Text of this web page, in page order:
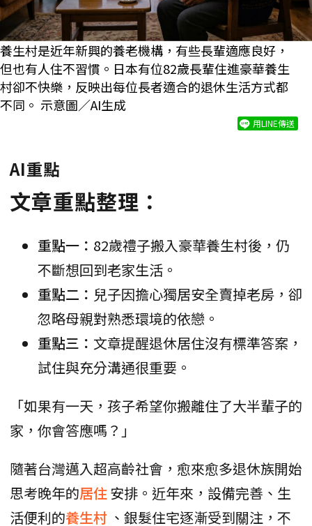
養生村是近年新興的養老機構，有些長輩適應良好，
但也有人住不習慣。日本有位82歲長輩住進豪華養生
村卻不快樂，反映出每位長者適合的退休生活方式都
不同。 示意圖／AI生成
用LINE傳送
AI重點
文章重點整理：
重點一： 82歲禮子搬入豪華養生村後，仍
不斷想回到老家生活。
重點二： 兒子因擔心獨居安全賣掉老房，卻
忽略母親對熟悉環境的依戀。
重點三： 文章提醒退休居住沒有標準答案，
試住與充分溝通很重要。
「如果有一天，孩子希望你搬離住了大半輩子的
家，你會答應嗎？」
隨著台灣邁入超高齡社會，愈來愈多退休族開始
思考晚年的居住安排。近年來，設備完善、生
活便利的養生村 、銀髮住宅逐漸受到關注，不